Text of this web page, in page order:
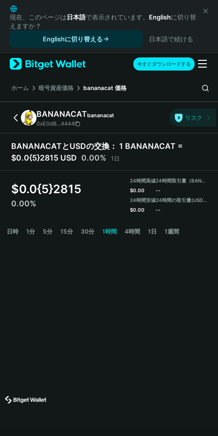
English
日本語
Tiếng Việt
Español (Latinoamérica)
Türkçe
Français
Deutsch
简体中文
繁體中文
Português (Portugal)
Bahasa Indonesia
ภาษาไทย
हिन्दी
Español
Português (Brasil)
現在、このページは日本語で表示されています。 Englishに切り替
えますか？
Englishに切り替える
日本語で続ける
今すぐダウンロードする
ホーム 暗号資産価格 bananacat 価格
BANANACATbananacat
0xE0dB...4444
リスク
BANANACATとUSDの交換： 1 BANANACAT =
$0.0{5}2815 USD 0.00% 1日
$0.0{5}2815
0.00%
24時間高値
$0.00
24時間安値
$0.00
24時間取引量（BANANACAT）
--
24時間の取引量(USDT)
--
日時 1分 5分 15分 30分 1時間 4時間 1日 1週間